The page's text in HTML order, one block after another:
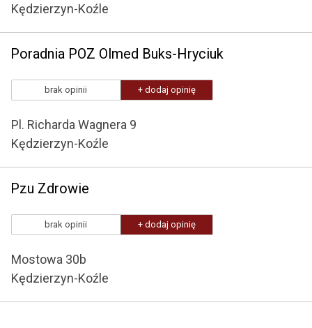
Kędzierzyn-Koźle
Poradnia POZ Olmed Buks-Hryciuk
brak opinii + dodaj opinię
Pl. Richarda Wagnera 9
Kędzierzyn-Koźle
Pzu Zdrowie
brak opinii + dodaj opinię
Mostowa 30b
Kędzierzyn-Koźle